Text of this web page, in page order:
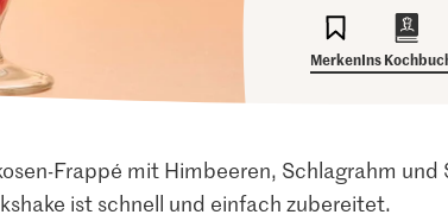
MerkenIns
Frappé mit Himbeeren, Schlagrahm und
ist schnell und einfach zubereitet.